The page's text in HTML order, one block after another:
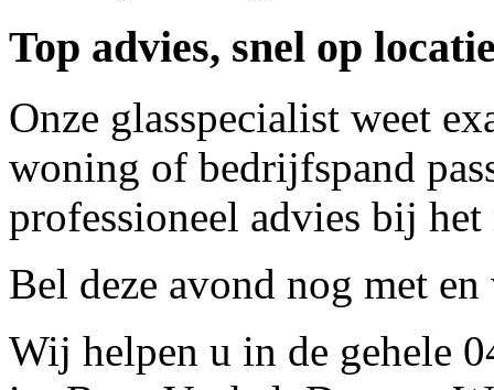
Top advies, snel op
Onze glasspecialist weet
woning of bedrijfspand
professioneel advies bij
Bel deze avond nog met en
Wij helpen u in de gehele